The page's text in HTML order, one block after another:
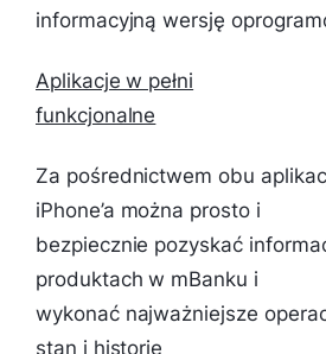
informacyjną wersję
Aplikacje w pełni
funkcjonalne
Za pośrednictwem obu
iPhone’a można prosto i
bezpiecznie pozyskać
produktach w mBanku i
wykonać najważniejsze
stan i historię